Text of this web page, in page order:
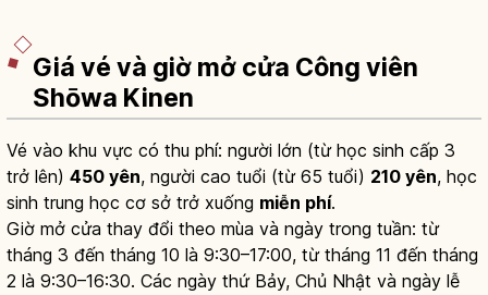
Giá vé và giờ mở cửa Công viên
Shōwa Kinen
Vé vào khu vực có thu phí: người lớn (từ học sinh cấp 3
trở lên) 450 yên, người cao tuổi (từ 65 tuổi) 210 yên, học
sinh trung học cơ sở trở xuống miễn phí.
Giờ mở cửa thay đổi theo mùa và ngày trong tuần: từ
tháng 3 đến tháng 10 là 9:30–17:00, từ tháng 11 đến tháng
2 là 9:30–16:30. Các ngày thứ Bảy, Chủ Nhật và ngày lễ